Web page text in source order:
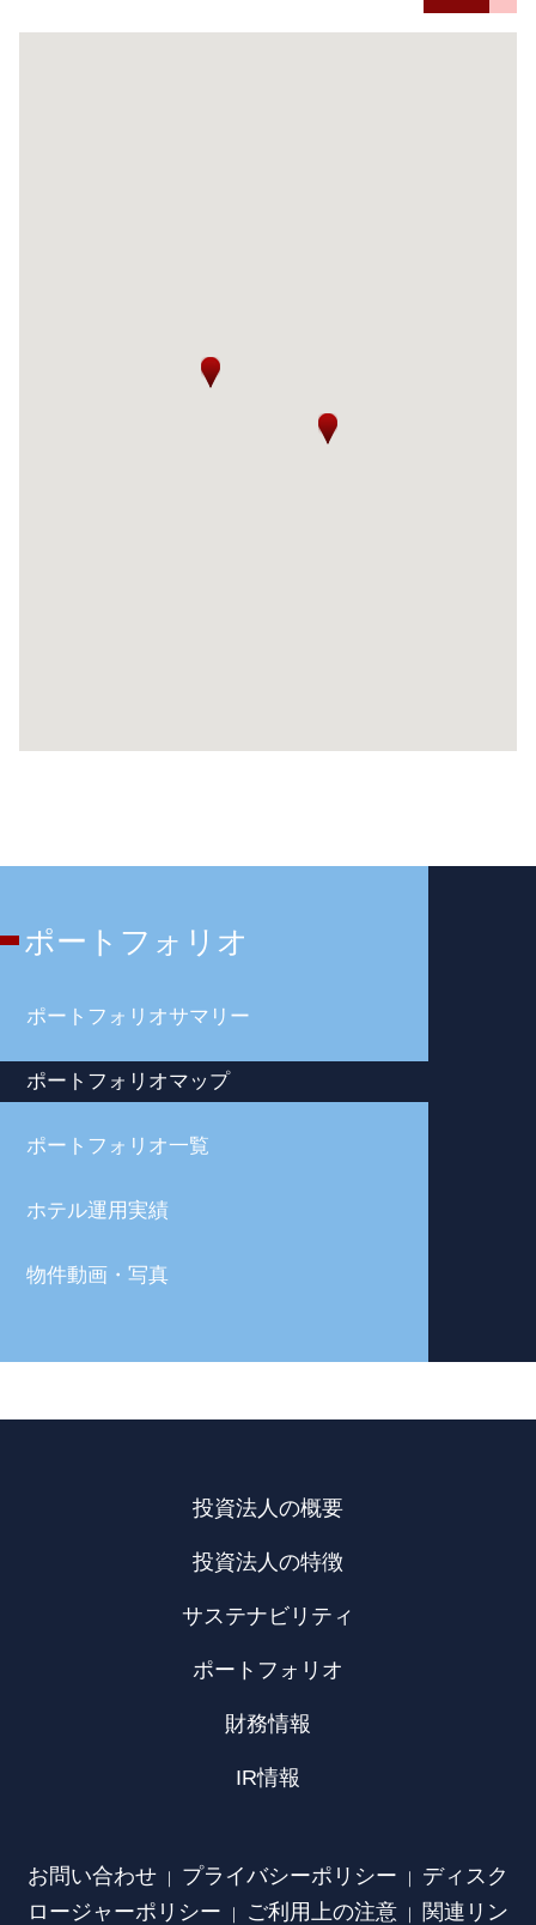
ポートフォリオ
ポートフォリオサマリー
ポートフォリオマップ
ポートフォリオ一覧
ホテル運用実績
物件動画・写真
投資法人の概要
投資法人の特徴
サステナビリティ
ポートフォリオ
財務情報
IR情報
お問い合わせ ｜ プライバシーポリシー ｜ ディスク
ロージャーポリシー ｜ ご利用上の注意 ｜ 関連リン